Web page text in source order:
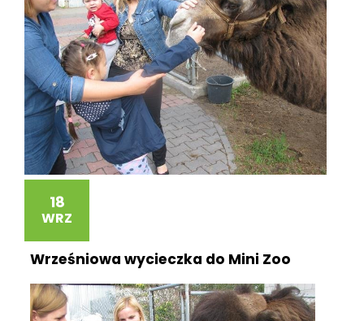
18
WRZ
Wrześniowa wycieczka do Mini Zoo